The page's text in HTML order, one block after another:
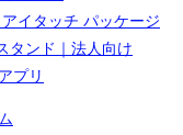
イタッチ パッケージ
タンド｜法人向け
プリ